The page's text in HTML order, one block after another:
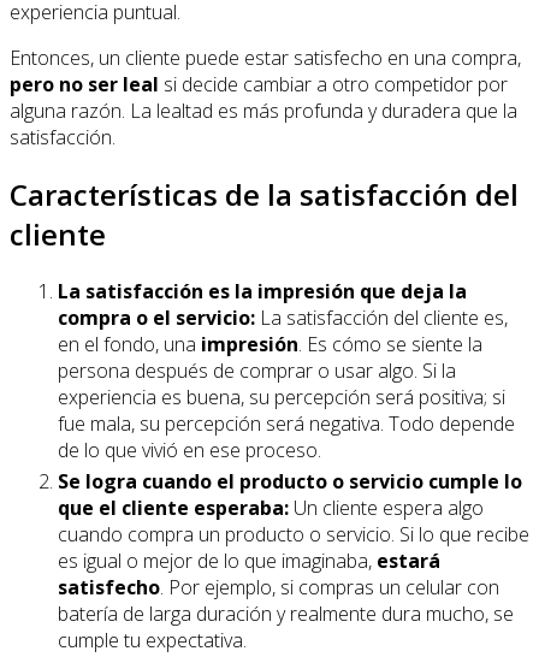
experiencia puntual.
Entonces, un cliente puede estar satisfecho en una compra,
pero no ser leal si decide cambiar a otro competidor por
alguna razón. La lealtad es más profunda y duradera que la
satisfacción.
Características de la satisfacción del
cliente
La satisfacción es la impresión que deja la
compra o el servicio: La satisfacción del cliente es,
en el fondo, una impresión. Es cómo se siente la
persona después de comprar o usar algo. Si la
experiencia es buena, su percepción será positiva; si
fue mala, su percepción será negativa. Todo depende
de lo que vivió en ese proceso.
Se logra cuando el producto o servicio cumple lo
que el cliente esperaba: Un cliente espera algo
cuando compra un producto o servicio. Si lo que recibe
es igual o mejor de lo que imaginaba, estará
satisfecho. Por ejemplo, si compras un celular con
batería de larga duración y realmente dura mucho, se
cumple tu expectativa.